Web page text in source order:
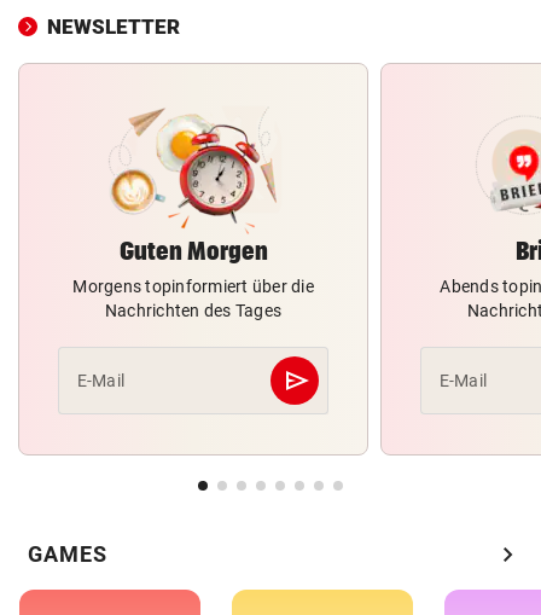
NEWSLETTER
Guten Morgen
Morgens topinformiert über die
Nachrichten des Tages
E-Mail send
Abschicken
Abends
E-Mail
GAMES chevron_right